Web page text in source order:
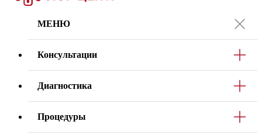
МЕНЮ
Консультации
Диагностика
Процедуры